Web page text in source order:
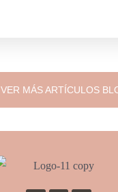
VER MÁS ARTÍCULOS